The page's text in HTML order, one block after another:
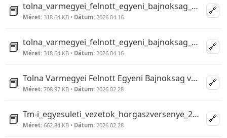
📕 tolna_varmegyei_felnott_egyeni_bajnoksag_versenykiiras__2026..pdf
Méret: 318.64 KB • Dátum: 2026.04.16
🔗
📕 tolna_varmegyei_felnott_egyeni_bajnoksag_versenykiiras__2026.pdf
Méret: 318.64 KB • Dátum: 2026.04.16
🔗
📕 Tolna Varmegyei Felnott Egyeni Bajnoksag versenykiiras 2026.pdf
Méret: 708.97 KB • Dátum: 2026.02.28
🔗
📕 Tm-i_egyesuleti_vezetok_horgaszversenye_2026._versenykiirasa.pdf
Méret: 662.84 KB • Dátum: 2026.02.28
🔗